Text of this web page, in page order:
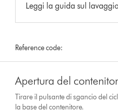
Leggi la guida sul
Reference code:
Apertura del
Tirare il pulsante di sgancio del
la base del contenitore.